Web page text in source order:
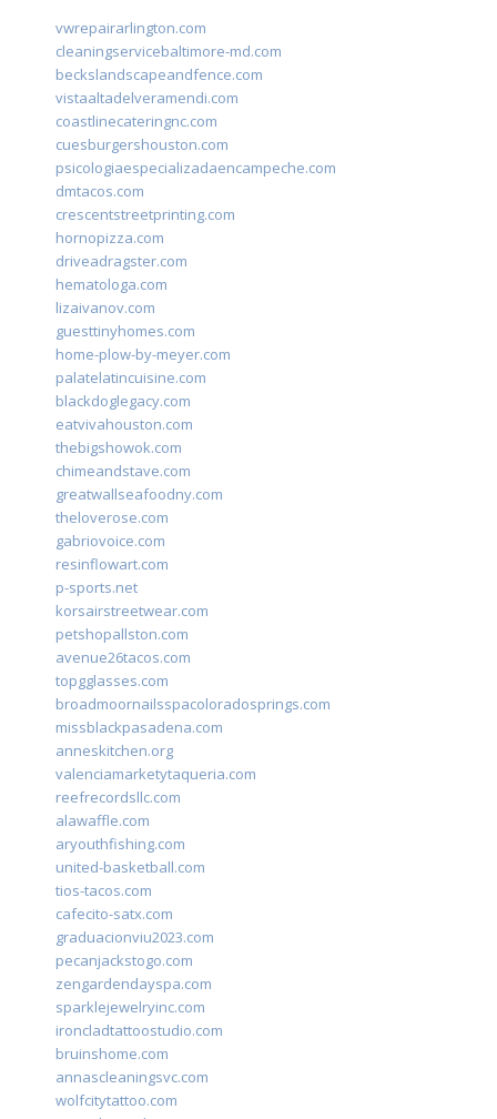
vwrepairarlington.com
cleaningservicebaltimore-md.com
beckslandscapeandfence.com
vistaaltadelveramendi.com
coastlinecateringnc.com
cuesburgershouston.com
psicologiaespecializadaencampeche.com
dmtacos.com
crescentstreetprinting.com
hornopizza.com
driveadragster.com
hematologa.com
lizaivanov.com
guesttinyhomes.com
home-plow-by-meyer.com
palatelatincuisine.com
blackdoglegacy.com
eatvivahouston.com
thebigshowok.com
chimeandstave.com
greatwallseafoodny.com
theloverose.com
gabriovoice.com
resinflowart.com
p-sports.net
korsairstreetwear.com
petshopallston.com
avenue26tacos.com
topgglasses.com
broadmoornailsspacoloradosprings.com
missblackpasadena.com
anneskitchen.org
valenciamarketytaqueria.com
reefrecordsllc.com
alawaffle.com
aryouthfishing.com
united-basketball.com
tios-tacos.com
cafecito-satx.com
graduacionviu2023.com
pecanjackstogo.com
zengardendayspa.com
sparklejewelryinc.com
ironcladtattoostudio.com
bruinshome.com
annascleaningsvc.com
wolfcitytattoo.com